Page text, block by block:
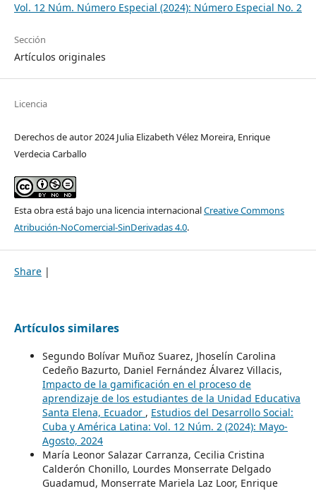
Vol. 12 Núm. Número Especial (2024): Número Especial No. 2
Sección
Artículos originales
Licencia
Derechos de autor 2024 Julia Elizabeth Vélez Moreira, Enrique
Verdecia Carballo
Esta obra está bajo una licencia internacionalCreative Commons
Atribución-NoComercial-SinDerivadas 4.0.
Share |
Artículos similares
Segundo Bolívar Muñoz Suarez, Jhoselín Carolina
Cedeño Bazurto, Daniel Fernández Álvarez Villacis,
Impacto de la gamificación en el proceso de
aprendizaje de los estudiantes de la Unidad Educativa
Santa Elena, Ecuador , Estudios del Desarrollo Social:
Cuba y América Latina: Vol. 12 Núm. 2 (2024): Mayo-
Agosto, 2024
María Leonor Salazar Carranza, Cecilia Cristina
Calderón Chonillo, Lourdes Monserrate Delgado
Guadamud, Monserrate Mariela Laz Loor, Enrique